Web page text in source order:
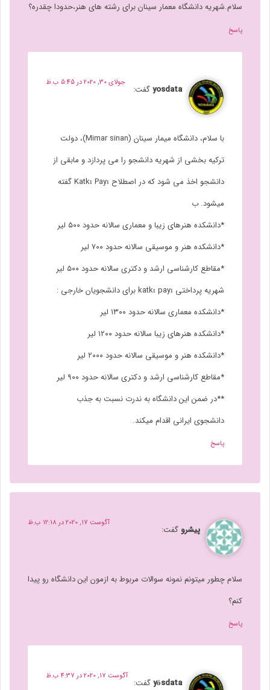
سلام.شهريه دانشگاه معمار سينان براى رشته هاى هنر،حدودا چقدره؟
پاسخ
yosdataگفت:
جولای 30, 2020 در 5:45 ب.ظ
با سلام، دانشگاه میمار سینان (Mimar sinan)، دولت
ترکیه بخشی از شهریه دانشجو را می پردازد و مابقی از
دانشجو اخذ می شود که در اصطلاح Katkı Payı گفته
میشود. ب
*دانشکده هنرهای زیبا و معماری سالانه حدود ۵۰۰ لیر
*دانشکده هنر و موسیقی سالانه حدود ۷۰۰ لیر
*مقاطع کارشناسی ارشد و دکتری سالانه حدود ۵۰۰ لیر
شهریه پرداختی katkı payı برای دانشجویان خارجی :
*دانشکده معماری سالانه حدود ۱۳۰۰ لیر
*دانشکده هنرهای زیبا سالانه حدود ۱۲۰۰ لیر
*دانشکده هنر و موسیقی سالانه حدود ۲۰۰۰ لیر
*مقاطع کارشناسی ارشد و دکتری سالانه حدود ۹۰۰ لیر
**در ضمن این دانشگاه به ندرت نسبت به جذب
دانشجوی ایرانی اقدام میکند.
پاسخ
پیشروگفت:
آگوست 17, 2020 در 12:18 ب.ظ
سلام چطور میتونم نمونه سوالات مربوط به ازمون این دانشگاه رو پیدا
کنم؟
پاسخ
yösdataگفت:
آگوست 17, 2020 در 4:37 ب.ظ